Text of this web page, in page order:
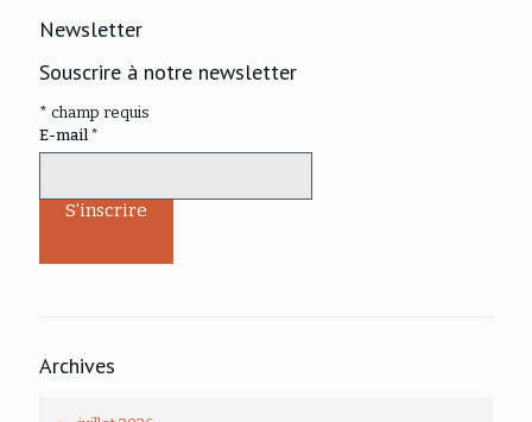
Newsletter
Souscrire à notre newsletter
* champ requis
E-mail *
Archives